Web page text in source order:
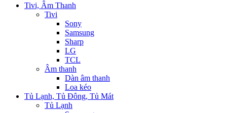
Tivi, Âm Thanh
Tivi
Sony
Samsung
Sharp
LG
TCL
Âm thanh
Dàn âm thanh
Loa kéo
Tủ Lạnh, Tủ Đông, Tủ Mát
Tủ Lạnh